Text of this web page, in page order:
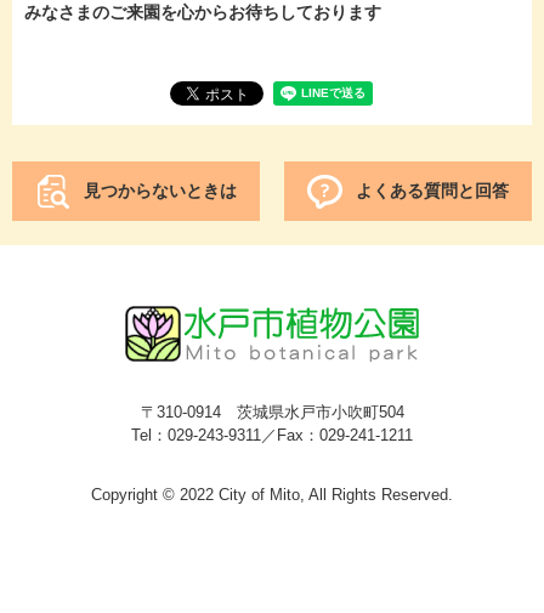
みなさまのご来園を心からお待ちしております
見つからないときは よくある質問と回答
〒310-0914 茨城県水戸市小吹町504
Tel：029-243-9311／Fax：029-241-1211
Copyright © 2022 City of Mito, All Rights Reserved.